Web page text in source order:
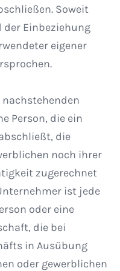
Soweit
Einbeziehung
eigener
nachstehenden
Person, die ein
die
noch ihrer
zugerechnet
ist jede
oder eine
die bei
in Ausübung
oder gewerblichen